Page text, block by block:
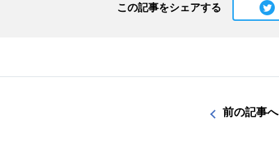
この記事をシェアする
前の記事へ